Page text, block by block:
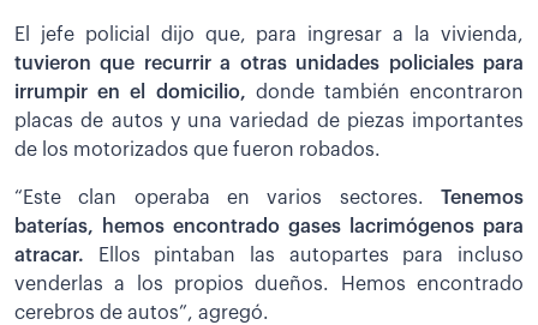
El jefe policial dijo que, para ingresar a la vivienda,
tuvieron que recurrir a otras unidades policiales para
irrumpir en el domicilio, donde también encontraron
placas de autos y una variedad de piezas importantes
de los motorizados que fueron robados.
“Este clan operaba en varios sectores. Tenemos
baterías, hemos encontrado gases lacrimógenos para
atracar.
Ellos pintaban las autopartes para incluso
venderlas a los propios dueños. Hemos encontrado
cerebros de autos”, agregó.